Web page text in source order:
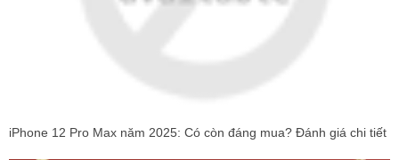
iPhone 12 Pro Max năm 2025: Có còn đáng mua? Đánh giá chi tiết